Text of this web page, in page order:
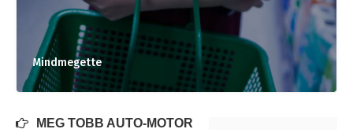
Mindmegette
MÉG TÖBB AUTÓ-MOTOR